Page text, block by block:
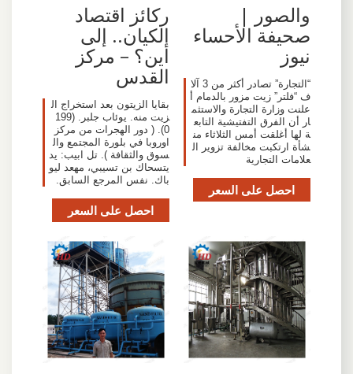
والصور |
صحيفة الأحساء
نيوز
“التجارة” تصادر أكثر من 3 آلا
ف “فلتر” زيت مزور بالدمام أ
علنت وزارة التجارة والاستثم
ار أن الفرق التفتيشية التابع
ة لها أغلقت أمس الثلاثاء من
شأة ارتكبت مخالفة تزوير ال
علامات التجارية
احصل على السعر
ركائز اقتصاد
الكيان.. إلى
أين؟ – مركز
القدس
بقايا الزيتون بعد استخراج ال
زيت منه. يوئاب جلبر. (199
0). ( دور الهجرات من مركز
اوروبا في بلورة المجتمع وال
سوق والثقافة ). تل ابيب: يد
يتسحاك بن تسيبي، مهعد ليو
باك. نفس المرجع السابق.
احصل على السعر